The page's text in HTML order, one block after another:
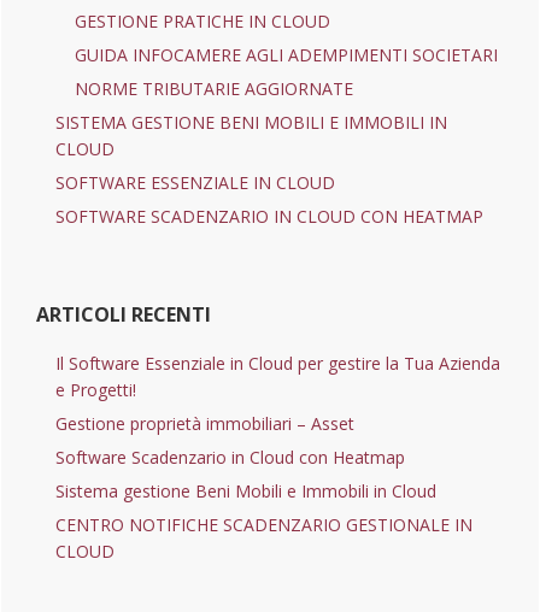
GESTIONE PRATICHE IN CLOUD
GUIDA INFOCAMERE AGLI ADEMPIMENTI SOCIETARI
NORME TRIBUTARIE AGGIORNATE
SISTEMA GESTIONE BENI MOBILI E IMMOBILI IN
CLOUD
SOFTWARE ESSENZIALE IN CLOUD
SOFTWARE SCADENZARIO IN CLOUD CON HEATMAP
ARTICOLI RECENTI
Il Software Essenziale in Cloud per gestire la Tua Azienda
e Progetti!
Gestione proprietà immobiliari – Asset
Software Scadenzario in Cloud con Heatmap
Sistema gestione Beni Mobili e Immobili in Cloud
CENTRO NOTIFICHE SCADENZARIO GESTIONALE IN
CLOUD